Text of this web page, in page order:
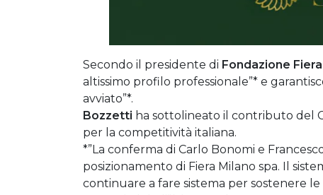
Secondo il presidente di Fondazione
altissimo profilo professionale”* e
avviato”*.
Bozzetti ha sottolineato il contributo del
per la competitività italiana.
*”La conferma di Carlo Bonomi e
posizionamento di Fiera Milano spa. Il
continuare a fare sistema per sostenere